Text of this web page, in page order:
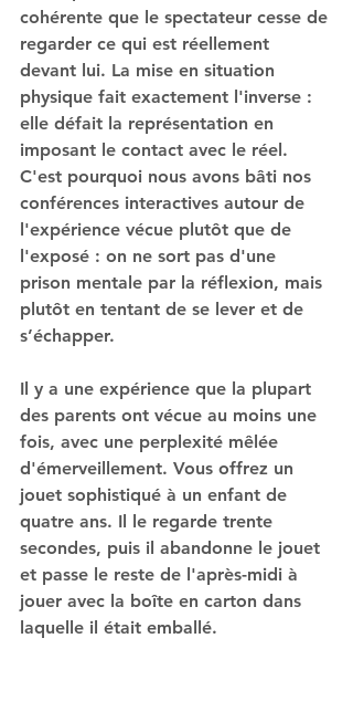
cohérente que le spectateur cesse de
regarder ce qui est réellement
devant lui. La mise en situation
physique fait exactement l'inverse :
elle défait la représentation en
imposant le contact avec le réel.
C'est pourquoi nous avons bâti nos
conférences interactives autour de
l'expérience vécue plutôt que de
l'exposé : on ne sort pas d'une
prison mentale par la réflexion, mais
plutôt en tentant de se lever et de
s’échapper.
Il y a une expérience que la plupart
des parents ont vécue au moins une
fois, avec une perplexité mêlée
d'émerveillement. Vous offrez un
jouet sophistiqué à un enfant de
quatre ans. Il le regarde trente
secondes, puis il abandonne le jouet
et passe le reste de l'après-midi à
jouer avec la boîte en carton dans
laquelle il était emballé.